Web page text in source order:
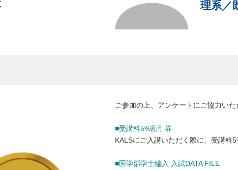
理系／
ご参加の上、アンケートにご協力いた
■受講料5%割引券
KALSにご入講いただく際に、受講料
■医学部学士編入 入試DATA FILE